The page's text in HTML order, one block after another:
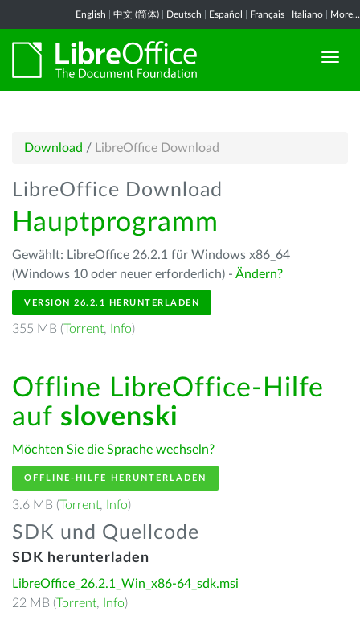
English 中文 (简体) Deutsch Español Français Italiano More...
Download / LibreOffice Download
LibreOffice Download
Hauptprogramm
Gewählt: LibreOffice 26.2.1 für Windows x86_64
(Windows 10 oder neuer erforderlich) - Ändern?
VERSION 26.2.1 HERUNTERLADEN
355 MB (Torrent, Info)
Offline LibreOffice-Hilfe
auf slovenski
Möchten Sie die Sprache wechseln?
OFFLINE-HILFE HERUNTERLADEN
3.6 MB (Torrent, Info)
SDK und Quellcode
SDK herunterladen
LibreOffice_26.2.1_Win_x86-64_sdk.msi
22 MB (Torrent, Info)